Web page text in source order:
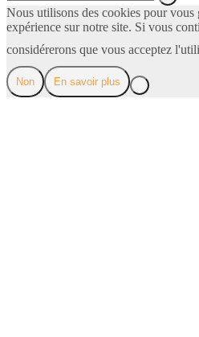
Nous utilisons des cookies pour vous
expérience sur notre site. Si vous
considérerons que vous acceptez
Non En savoir plus